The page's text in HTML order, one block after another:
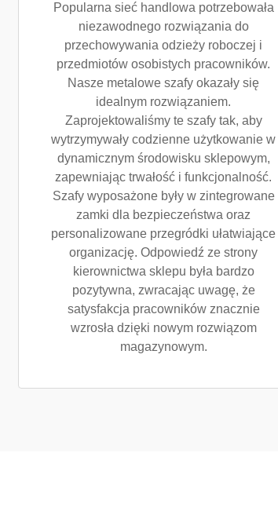
Popularna sieć handlowa potrzebowała
niezawodnego rozwiązania do
przechowywania odzieży roboczej i
przedmiotów osobistych pracowników.
Nasze metalowe szafy okazały się
idealnym rozwiązaniem.
Zaprojektowaliśmy te szafy tak, aby
wytrzymywały codzienne użytkowanie w
dynamicznym środowisku sklepowym,
zapewniając trwałość i funkcjonalność.
Szafy wyposażone były w zintegrowane
zamki dla bezpieczeństwa oraz
personalizowane przegródki ułatwiające
organizację. Odpowiedź ze strony
kierownictwa sklepu była bardzo
pozytywna, zwracając uwagę, że
satysfakcja pracowników znacznie
wzrosła dzięki nowym rozwiązom
magazynowym.